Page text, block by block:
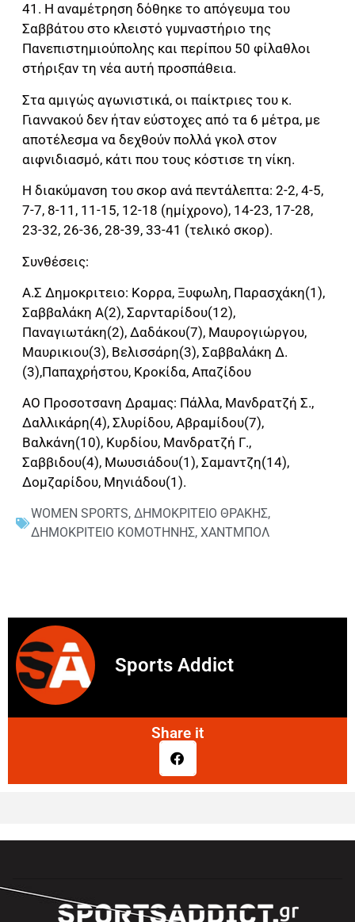
41. Η αναμέτρηση δόθηκε το απόγευμα του
Σαββάτου στο κλειστό γυμναστήριο της
Πανεπιστημιούπολης και περίπου 50 φίλαθλοι
στήριξαν τη νέα αυτή προσπάθεια.
Στα αμιγώς αγωνιστικά, οι παίκτριες του κ.
Γιαννακού δεν ήταν εύστοχες από τα 6 μέτρα, με
αποτέλεσμα να δεχθούν πολλά γκολ στον
αιφνιδιασμό, κάτι που τους κόστισε τη νίκη.
Η διακύμανση του σκορ ανά πεντάλεπτα: 2-2, 4-5,
7-7, 8-11, 11-15, 12-18 (ημίχρονο), 14-23, 17-28,
23-32, 26-36, 28-39, 33-41 (τελικό σκορ).
Συνθέσεις:
Α.Σ Δημοκριτειο: Κορρα, Ξυφωλη, Παρασχάκη(1),
Σαββαλάκη Α(2), Σαρνταρίδου(12),
Παναγιωτάκη(2), Δαδάκου(7), Μαυρογιώργου,
Μαυρικιου(3), Βελισσάρη(3), Σαββαλάκη Δ.
(3),Παπαχρήστου, Κροκίδα, Απαζίδου
ΑΟ Προσοτσανη Δραμας: Πάλλα, Μανδρατζή Σ.,
Δαλλικάρη(4), Σλυρίδου, Αβραμίδου(7),
Βαλκάνη(10), Κυρδίου, Μανδρατζή Γ.,
Σαββιδου(4), Μωυσιάδου(1), Σαμαντζη(14),
Δομζαρίδου, Μηνιάδου(1).
WOMEN SPORTS, ΔΗΜΟΚΡΙΤΕΙΟ ΘΡΑΚΗΣ,
ΔΗΜΟΚΡΙΤΕΙΟ ΚΟΜΟΤΗΝΗΣ, ΧΑΝΤΜΠΟΛ
Sports Addict
Share it